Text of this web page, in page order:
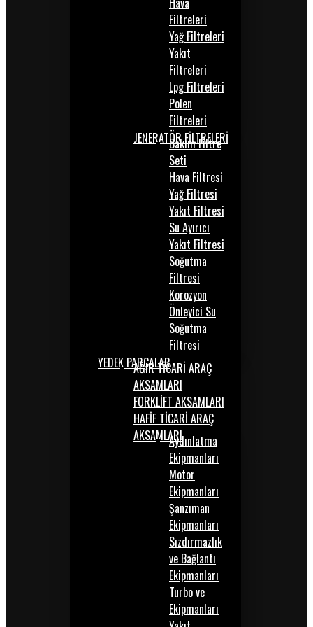
Filtreleri
Yağ Filtreleri
Yakıt
Filtreleri
Lpg Filtreleri
Polen
Filtreleri
JENERATÖR FİLTRELERİ
Bakım Filtre
Seti
Hava Filtresi
Yağ Filtresi
Yakıt Filtresi
Su Ayırıcı
Yakıt Filtresi
Soğutma
Filtresi
Korozyon
Önleyici Su
Soğutma
Filtresi
YEDEK PARÇALARAĞIR TİCARİ ARAÇ
AKSAMLARI
FORKLİFT AKSAMLARI
HAFİF TİCARİ ARAÇ
AKSAMLARIAydınlatma
Ekipmanları
Motor
Ekipmanları
Şanzıman
Ekipmanları
Sızdırmazlık
ve Bağlantı
Ekipmanları
Turbo ve
Ekipmanları